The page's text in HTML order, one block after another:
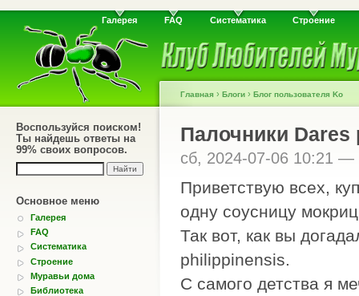
Галерея FAQ Систематика Строение
Воспользуйся поиском!
Ты найдешь ответы на
99% своих вопросов.
Основное меню
Галерея
FAQ
Систематика
Строение
Муравьи дома
Библиотека
Главная › Блоги › Блог пользователя Ko
Палочники
сб, 2024-07-06 10:21 —
Приветствую всех,
одну соусницу
Так вот, как вы
рhiliррinеnsis.
С самого детства я